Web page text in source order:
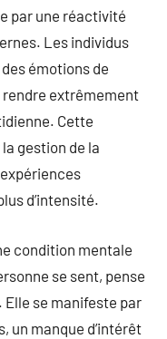
par une réactivité
Les individus
émotions de
rendre extrêmement
Cette
gestion de la
d’intensité.
condition mentale
se sent, pense
se manifeste par
un manque d’intérêt